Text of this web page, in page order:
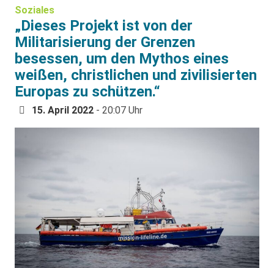
Soziales
„Dieses Projekt ist von der
Militarisierung der Grenzen
besessen, um den Mythos eines
weißen, christlichen und zivilisierten
Europas zu schützen.“
15. April 2022 - 20:07 Uhr